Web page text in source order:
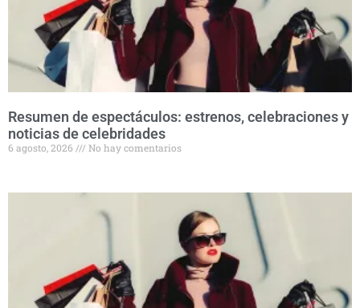
Resumen de espectáculos: estrenos, celebraciones y
noticias de celebridades
6 agosto, 2026 No hay comentarios